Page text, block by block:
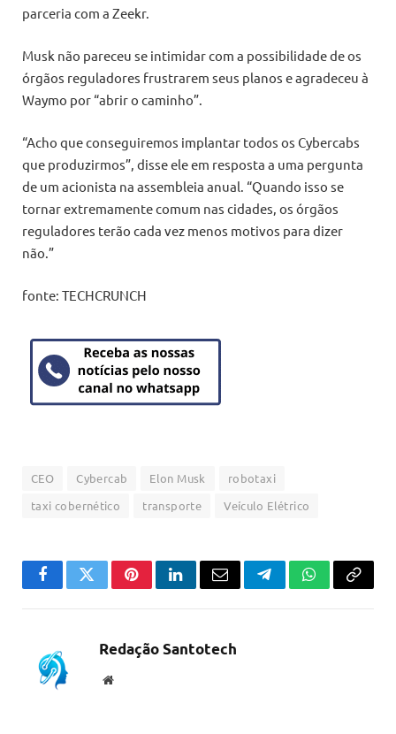
parceria com a Zeekr.
Musk não pareceu se intimidar com a possibilidade de os
órgãos reguladores frustrarem seus planos e agradeceu à
Waymo por “abrir o caminho”.
“Acho que conseguiremos implantar todos os Cybercabs
que produzirmos”, disse ele em resposta a uma pergunta
de um acionista na assembleia anual. “Quando isso se
tornar extremamente comum nas cidades, os órgãos
reguladores terão cada vez menos motivos para dizer
não.”
fonte: TECHCRUNCH
CEO Cybercab Elon Musk
robotaxi
taxi cobernético
transporte Veículo Elétrico
FacebookTwitterPinterestLinkedInEmail TelegramWhatsApp
Copiar
Redação Santotech
Website